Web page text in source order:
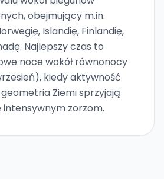
obejmujący m.in.
Islandię, Finlandię,
Najlepszy czas to
noce wokół równonocy
kiedy aktywność
geometria Ziemi sprzyjają
intensywnym zorzom.